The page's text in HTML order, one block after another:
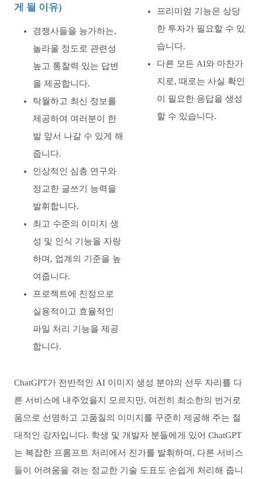
게 될 이유)
경쟁사들을 능가하는,
놀라울 정도로 관련성
높고 통찰력 있는 답변
을 제공합니다.
탁월하고 최신 정보를
제공하여 여러분이 한
발 앞서 나갈 수 있게 해
줍니다.
인상적인 심층 연구와
정교한 글쓰기 능력을
발휘합니다.
최고 수준의 이미지 생
성 및 인식 기능을 자랑
하며, 업계의 기준을 높
여줍니다.
프로젝트에 진정으로
실용적이고 효율적인
파일 처리 기능을 제공
합니다.
프리미엄 기능은 상당
한 투자가 필요할 수 있
습니다.
다른 모든 AI와 마찬가
지로, 때로는 사실 확인
이 필요한 응답을 생성
할 수 있습니다.
ChatGPT가 전반적인 AI 이미지 생성 분야의 선두 자리를 다
른 서비스에 내주었을지 모르지만, 여전히 최소한의 번거로
움으로 선명하고 고품질의 이미지를 꾸준히 제공해 주는 절
대적인 강자입니다. 학생 및 개발자 분들에게 있어 ChatGPT
는 복잡한 프롬프트 처리에서 진가를 발휘하며, 다른 서비스
들이 어려움을 겪는 정교한 기술 도표도 손쉽게 처리해 줍니